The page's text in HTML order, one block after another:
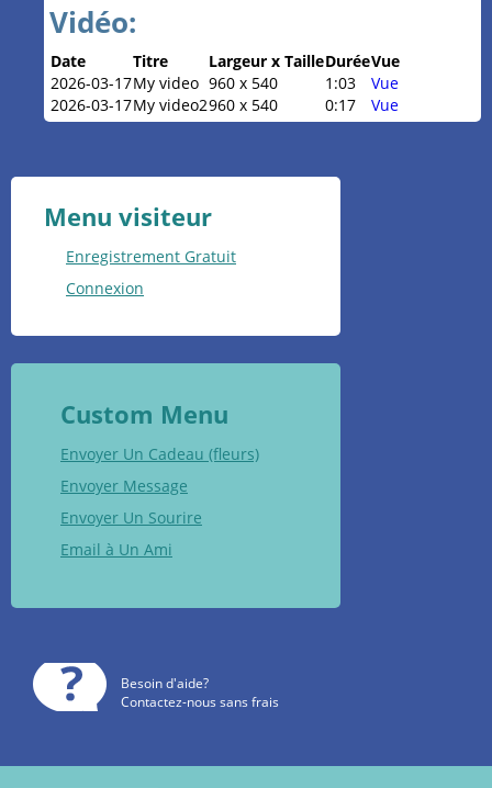
Vidéo:
Date Titre Largeur x TailleDuréeVue
2026-03-17My video 960 x 540 1:03
Vue
2026-03-17My video2960 x 540 0:17 Vue
Menu visiteur
Enregistrement Gratuit
Connexion
Custom Menu
Envoyer Un Cadeau (fleurs)
Envoyer Message
Envoyer Un Sourire
Email à Un Ami
Besoin d'aide?
Contactez-nous sans frais